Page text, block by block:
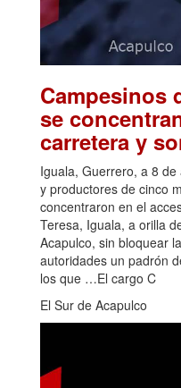
Campesinos
se
carretera y
Iguala, Guerrero, a 8
y productores de cinco
concentraron en el
Teresa, Iguala, a orilla
Acapulco, sin bloquear
autoridades un padrón
los que …El cargo C
El Sur de Acapulco